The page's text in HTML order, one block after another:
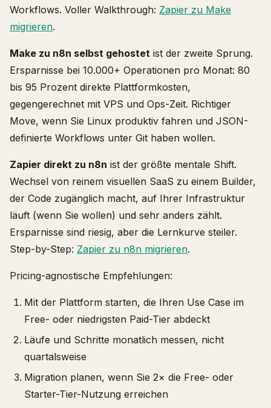
Workflows. Voller Walkthrough: Zapier zu Make
migrieren.
Make zu n8n selbst gehostet ist der zweite Sprung.
Ersparnisse bei 10.000+ Operationen pro Monat: 80
bis 95 Prozent direkte Plattformkosten,
gegengerechnet mit VPS und Ops-Zeit. Richtiger
Move, wenn Sie Linux produktiv fahren und JSON-
definierte Workflows unter Git haben wollen.
Zapier direkt zu n8n ist der größte mentale Shift.
Wechsel von reinem visuellen SaaS zu einem Builder,
der Code zugänglich macht, auf Ihrer Infrastruktur
läuft (wenn Sie wollen) und sehr anders zählt.
Ersparnisse sind riesig, aber die Lernkurve steiler.
Step-by-Step: Zapier zu n8n migrieren.
Pricing-agnostische Empfehlungen:
Mit der Plattform starten, die Ihren Use Case im
Free- oder niedrigsten Paid-Tier abdeckt
Läufe und Schritte monatlich messen, nicht
quartalsweise
Migration planen, wenn Sie 2× die Free- oder
Starter-Tier-Nutzung erreichen